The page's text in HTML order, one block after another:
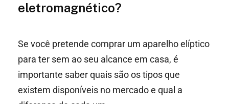
eletromagnético?
Se você pretende comprar um aparelho elíptico
para ter sem ao seu alcance em casa, é
importante saber quais são os tipos que
existem disponíveis no mercado e qual a